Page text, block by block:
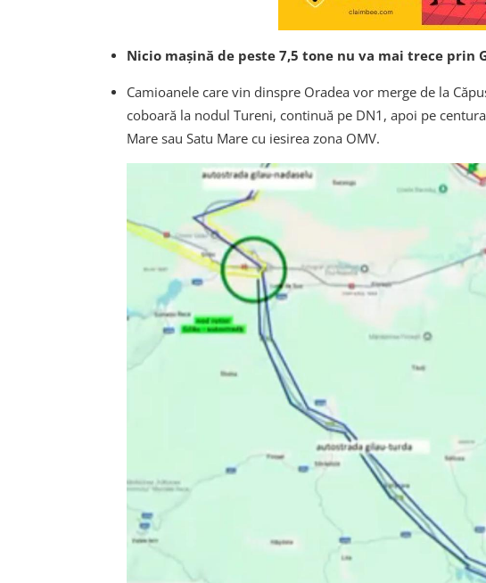
Nicio mașină de peste 7,5 tone nu va mai trece prin
Camioanele care vin dinspre Oradea vor merge de la
coboară la nodul Tureni, continuă pe DN1, apoi pe
Mare sau Satu Mare cu iesirea zona OMV.